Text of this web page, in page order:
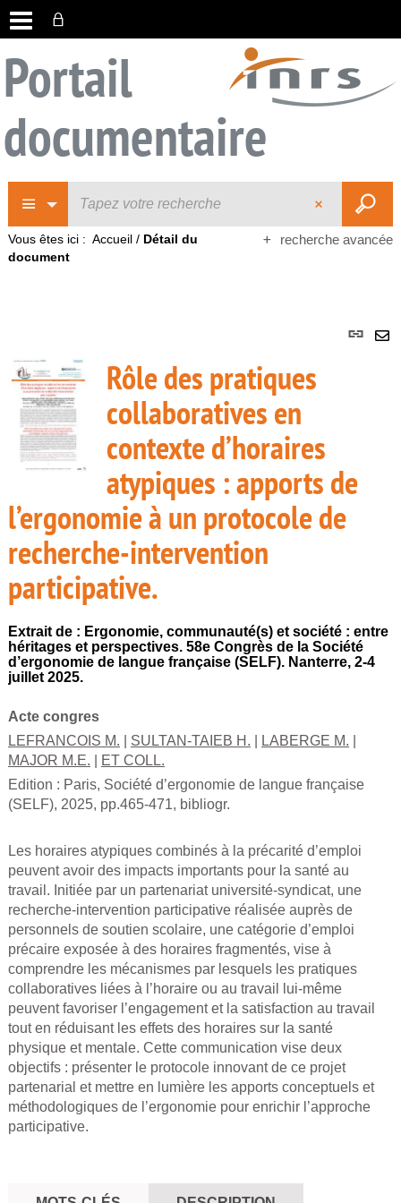
Portail
documentaire
recherche avancée
Vous êtes ici : Accueil / Détail du
document
Rôle des pratiques
collaboratives en
contexte d’horaires
atypiques : apports de
l’ergonomie à un protocole de
recherche-intervention
participative.
Extrait de : Ergonomie, communauté(s) et société : entre
héritages et perspectives. 58e Congrès de la Société
d’ergonomie de langue française (SELF). Nanterre, 2-4
juillet 2025.
Acte congres
LEFRANCOIS M.
SULTAN-TAIEB H. LABERGE M.
MAJOR M.E.
ET COLL.
Edition : Paris, Société d’ergonomie de langue française
(SELF), 2025, pp.465-471, bibliogr.
Les horaires atypiques combinés à la précarité d’emploi
peuvent avoir des impacts importants pour la santé au
travail. Initiée par un partenariat université-syndicat, une
recherche-intervention participative réalisée auprès de
personnels de soutien scolaire, une catégorie d’emploi
précaire exposée à des horaires fragmentés, vise à
comprendre les mécanismes par lesquels les pratiques
collaboratives liées à l’horaire ou au travail lui-même
peuvent favoriser l’engagement et la satisfaction au travail
tout en réduisant les effets des horaires sur la santé
physique et mentale. Cette communication vise deux
objectifs : présenter le protocole innovant de ce projet
partenarial et mettre en lumière les apports conceptuels et
méthodologiques de l’ergonomie pour enrichir l’approche
participative.